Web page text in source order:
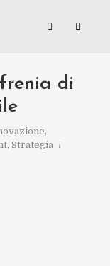
di
,
, Strategia